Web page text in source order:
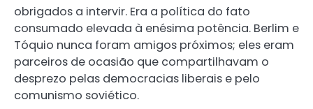
obrigados a intervir. Era a política do fato
consumado elevada à enésima potência. Berlim e
Tóquio nunca foram amigos próximos; eles eram
parceiros de ocasião que compartilhavam o
desprezo pelas democracias liberais e pelo
comunismo soviético.